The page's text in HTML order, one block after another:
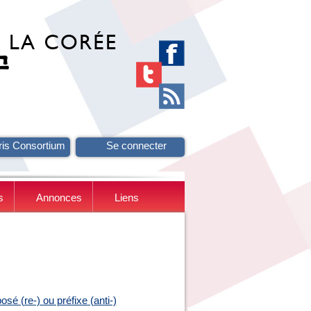
Consortium Se connecter
Annonces Liens
(re-) ou préfixe (anti-)